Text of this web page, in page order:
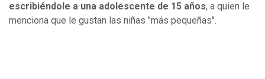
escribiéndole a una adolescente de 15 años, a quien le
menciona que le gustan las niñas "más pequeñas".